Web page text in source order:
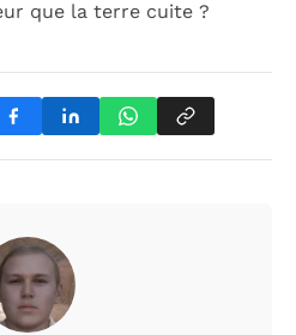
que la terre cuite ?